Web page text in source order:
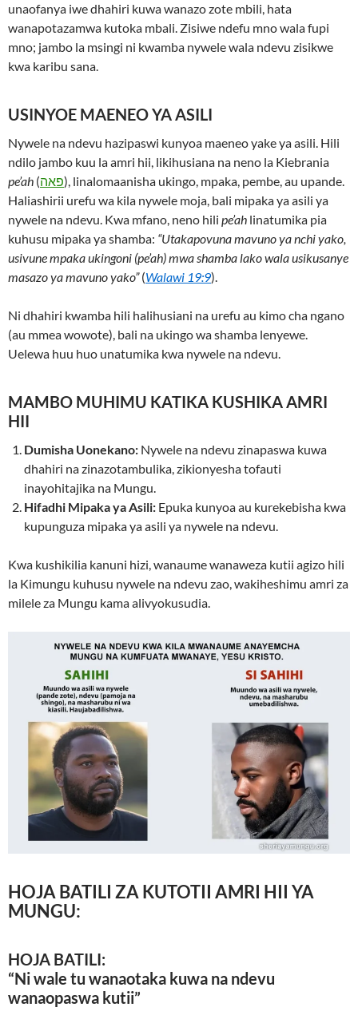
unaofanya iwe dhahiri kuwa wanazo zote mbili, hata
wanapotazamwa kutoka mbali. Zisiwe ndefu mno wala fupi
mno; jambo la msingi ni kwamba nywele wala ndevu zisikwe
kwa karibu sana.
USINYOE MAENEO YA ASILI
Nywele na ndevu hazipaswi kunyoa maeneo yake ya asili. Hili
ndilo jambo kuu la amri hii, likihusiana na neno la Kiebrania
pe’ah (פאה), linalomaanisha ukingo, mpaka, pembe, au upande.
Haliashirii urefu wa kila nywele moja, bali mipaka ya asili ya
nywele na ndevu. Kwa mfano, neno hili pe’ah linatumika pia
kuhusu mipaka ya shamba: “Utakapovuna mavuno ya nchi yako,
usivune mpaka ukingoni (pe’ah) mwa shamba lako wala usikusanye
masazo ya mavuno yako”(Walawi 19:9).
Ni dhahiri kwamba hili halihusiani na urefu au kimo cha ngano
(au mmea wowote), bali na ukingo wa shamba lenyewe.
Uelewa huu huo unatumika kwa nywele na ndevu.
MAMBO MUHIMU KATIKA KUSHIKA AMRI
HII
Dumisha Uonekano: Nywele na ndevu zinapaswa kuwa
dhahiri na zinazotambulika, zikionyesha tofauti
inayohitajika na Mungu.
Hifadhi Mipaka ya Asili: Epuka kunyoa au kurekebisha kwa
kupunguza mipaka ya asili ya nywele na ndevu.
Kwa kushikilia kanuni hizi, wanaume wanaweza kutii agizo hili
la Kimungu kuhusu nywele na ndevu zao, wakiheshimu amri za
milele za Mungu kama alivyokusudia.
HOJA BATILI ZA KUTOTII AMRI HII YA
MUNGU:
HOJA BATILI:
“Ni wale tu wanaotaka kuwa na ndevu
wanaopaswa kutii”